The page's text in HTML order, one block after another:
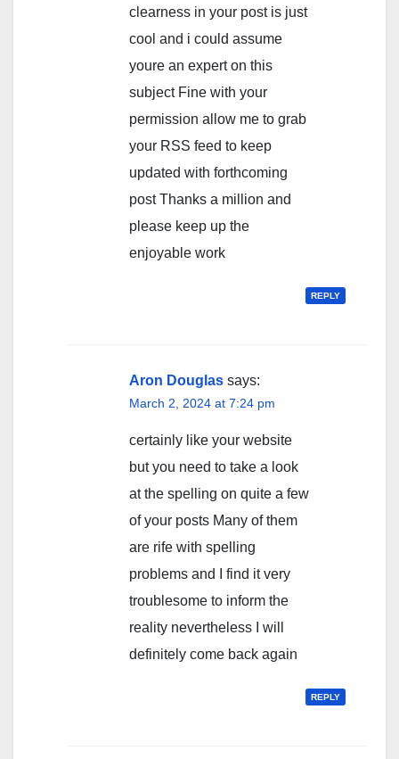
clearness in your post is just
cool and i could assume
youre an expert on this
subject Fine with your
permission allow me to grab
your RSS feed to keep
updated with forthcoming
post Thanks a million and
please keep up the
enjoyable work
REPLY
Aron Douglas says:
March 2, 2024 at 7:24 pm
certainly like your website
but you need to take a look
at the spelling on quite a few
of your posts Many of them
are rife with spelling
problems and I find it very
troublesome to inform the
reality nevertheless I will
definitely come back again
REPLY